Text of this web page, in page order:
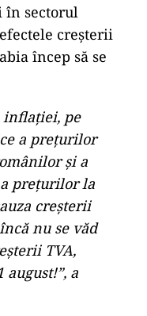
în sectorul
creșterii
încep să se
inflației, pe
a prețurilor
și a
prețurilor la
creșterii
nu se văd
TVA,
a